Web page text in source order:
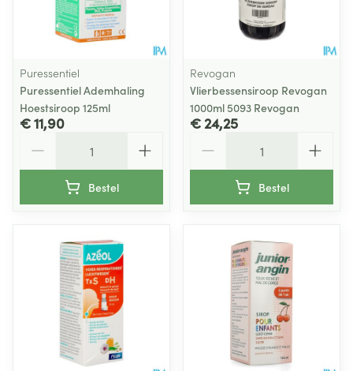
Puressentiel
Puressentiel Ademhaling
Hoestsiroop 125ml
€ 11,90
Bestel
Revogan
Vlierbessensiroop Revogan
1000ml 5093 Revogan
€ 24,25
Bestel